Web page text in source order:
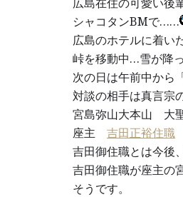
シャコタンBMで……
広島のホテルに着い
峠を移動中…雪が降
次の日は午前中から
対談の相手は真言宗
宮島弥山大本山 大
座主 吉田正裕住職
吉田御住職とは今後
吉田御住職が座主の
そうです。